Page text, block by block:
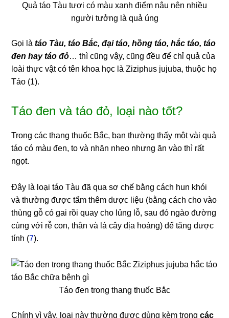
Quả táo Tàu tươi có màu xanh điểm nâu nên nhiều
người tưởng là quả úng
Gọi làtáo Tàu, táo Bắc, đại táo, hồng táo, hắc táo, táo
đen hay táo đỏ… thì cũng vậy, cũng đều để chỉ quả của
loài thực vật có tên khoa học là Ziziphus jujuba, thuộc họ
Táo (1).
Táo đen và táo đỏ, loại nào tốt?
Trong các thang thuốc Bắc, bạn thường thấy một vài quả
táo có màu đen, to và nhăn nheo nhưng ăn vào thì rất
ngọt.
Đây là loại táo Tàu đã qua sơ chế bằng cách hun khói
và thường được tẩm thêm dược liệu (bằng cách cho vào
thùng gỗ có gai rồi quay cho lủng lỗ, sau đó ngào đường
cùng với rễ con, thân và lá cây địa hoàng) để tăng dược
tính (7).
Táo đen trong thang thuốc Bắc
Chính vì vậy, loại này thường được dùng kèm trongcác